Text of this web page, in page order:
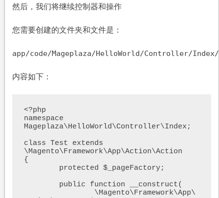
然后，我们将继续控制器和操作
您需要创建的文件夹和文件是：
app/code/Mageplaza/HelloWorld/Controller/
内容如下：
<?php
namespace
Mageplaza\HelloWorld\Controller\Index;
class Test extends
\Magento\Framework\App\Action\Action
{